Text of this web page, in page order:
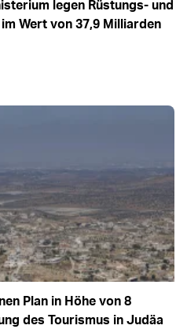
legen Rüstungs- und
Wert von 37,9 Milliarden
Plan in Höhe von 8
des Tourismus in Judäa